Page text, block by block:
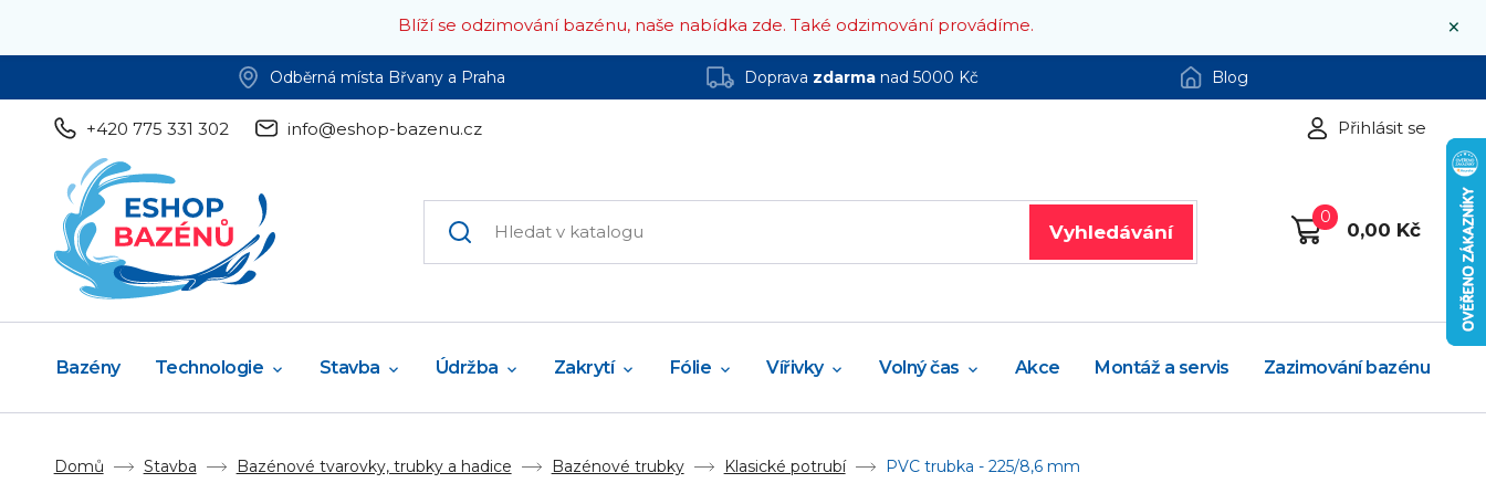
×
Blíží se odzimování bazénu, naše nabídka zde. Také odzimování provádíme.
Odběrná místa Břvany a Praha Doprava zdarmanad 5000 Kč Blog
+420 775 331 302 info@eshop-bazenu.cz Přihlásit se
Vyhledávání
0
0,00 Kč
Bazény Technologie Stavba Údržba Zakrytí Fólie Vířivky Volný čas Akce Montáž a servis Zazimování bazénu
Domů Stavba Bazénové tvarovky, trubky a hadice Bazénové trubky Klasické potrubí PVC trubka - 225/8,6 mm